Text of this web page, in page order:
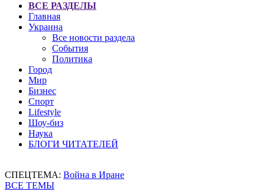
ВСЕ РАЗДЕЛЫ
Главная
Украина
Все новости раздела
События
Политика
Город
Мир
Бизнес
Спорт
Lifestyle
Шоу-биз
Наука
БЛОГИ ЧИТАТЕЛЕЙ
СПЕЦТЕМА: Война в Иране
ВСЕ ТЕМЫ